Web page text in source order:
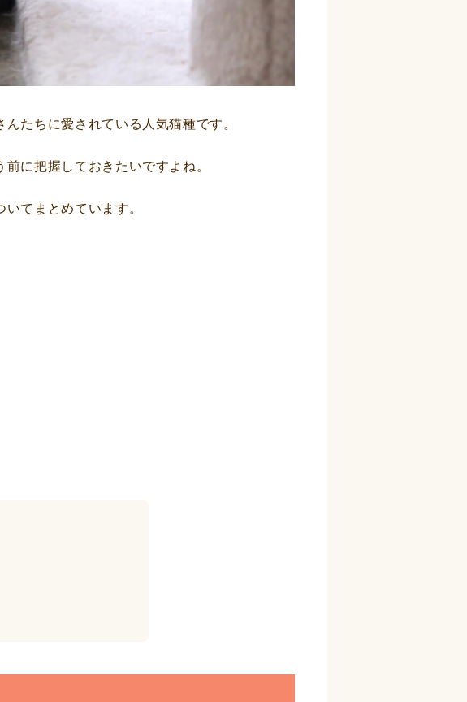
たちに愛されている人気猫種です。
に把握しておきたいですよね。
てまとめています。